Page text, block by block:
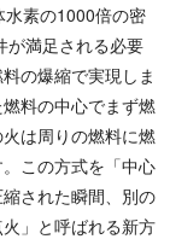
素の1000倍の密
が満足される必要
の爆縮で実現しま
料の中心でまず燃
は周りの燃料に燃
この方式を「中心
された瞬間、別の
」と呼ばれる新方